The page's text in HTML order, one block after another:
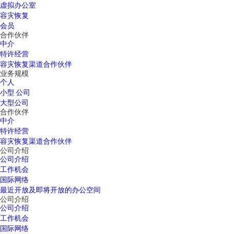
虚拟办公室
容灾恢复
会员
合作伙伴
中介
特许经营
容灾恢复渠道合作伙伴
业务规模
个人
小型 公司
大型公司
合作伙伴
中介
特许经营
容灾恢复渠道合作伙伴
公司介绍
公司介绍
工作机会
国际网络
最近开放及即将开放的办公空间
公司介绍
公司介绍
工作机会
国际网络